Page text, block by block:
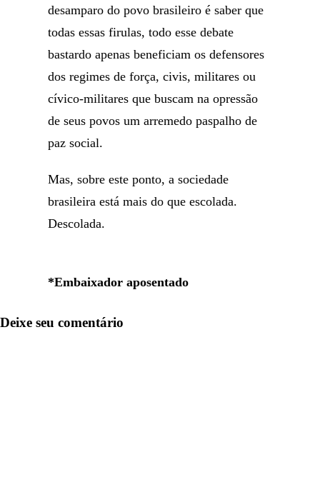
desamparo do povo brasileiro é saber que
todas essas firulas, todo esse debate
bastardo apenas beneficiam os defensores
dos regimes de força, civis, militares ou
cívico-militares que buscam na opressão
de seus povos um arremedo paspalho de
paz social.
Mas, sobre este ponto, a sociedade
brasileira está mais do que escolada.
Descolada.
*Embaixador aposentado
Deixe seu comentário